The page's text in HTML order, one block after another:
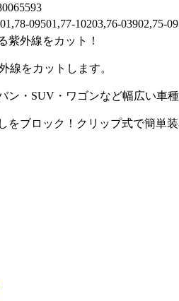
09501,77-10203,76-03902,75-
紫外線をカット！
をカットします。
ン・SUV・ワゴンなど幅広い車
をブロック！クリップ式で簡単